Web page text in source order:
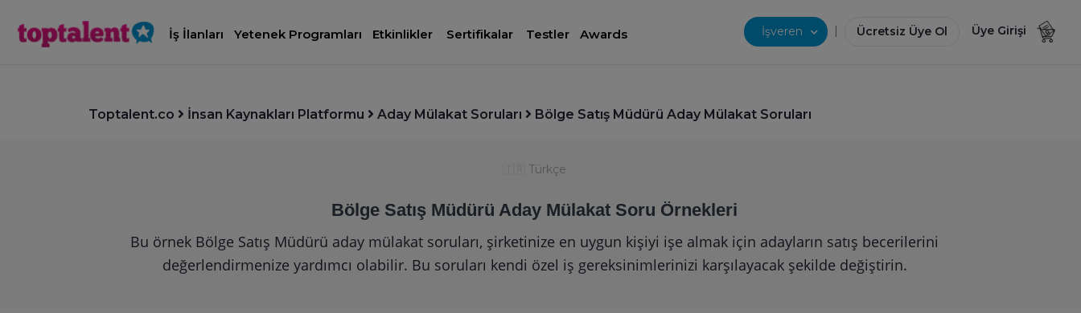
İş İlanları Yetenek Programları Etkinlikler Sertifikalar Testler Awards İşveren | Ücretsiz Üye Ol Üye Girişi
Toptalent.co İnsan Kaynakları Platformu Aday Mülakat Soruları Bölge Satış Müdürü Aday Mülakat Soruları
Türkçe
Bölge Satış Müdürü Aday Mülakat Soru Örnekleri
Bu örnek Bölge Satış Müdürü aday mülakat soruları, şirketinize en uygun kişiyi işe almak için adayların satış becerilerini
değerlendirmenize yardımcı olabilir. Bu soruları kendi özel iş gereksinimlerinizi karşılayacak şekilde değiştirin.